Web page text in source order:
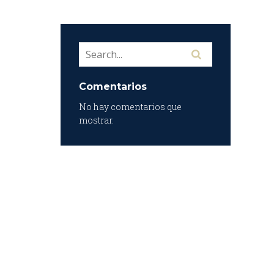
Comentarios
No hay comentarios que
mostrar.